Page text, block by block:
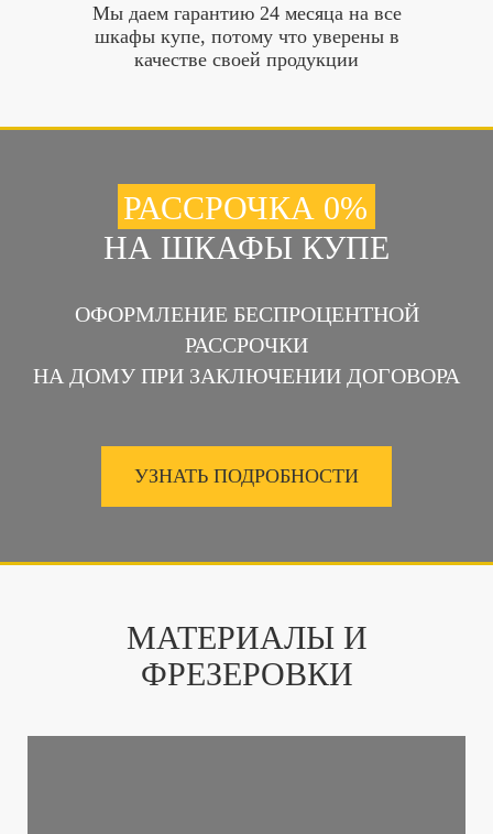
Мы даем гарантию 24 месяца на все
шкафы купе, потому что уверены в
качестве своей продукции
РАССРОЧКА 0%
НА ШКАФЫ КУПЕ
ОФОРМЛЕНИЕ БЕСПРОЦЕНТНОЙ
РАССРОЧКИ
НА ДОМУ ПРИ ЗАКЛЮЧЕНИИ ДОГОВОРА
УЗНАТЬ ПОДРОБНОСТИ
МАТЕРИАЛЫ И
ФРЕЗЕРОВКИ